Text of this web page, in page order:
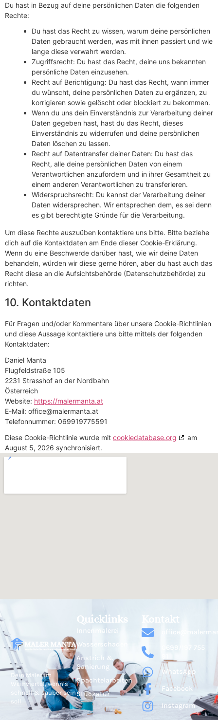
Du hast in Bezug auf deine persönlichen Daten die folgenden
Rechte:
Du hast das Recht zu wissen, warum deine persönlichen
Daten gebraucht werden, was mit ihnen passiert und wie
lange diese verwahrt werden.
Zugriffsrecht: Du hast das Recht, deine uns bekannten
persönliche Daten einzusehen.
Recht auf Berichtigung: Du hast das Recht, wann immer
du wünscht, deine persönlichen Daten zu ergänzen, zu
korrigieren sowie gelöscht oder blockiert zu bekommen.
Wenn du uns dein Einverständnis zur Verarbeitung deiner
Daten gegeben hast, hast du das Recht, dieses
Einverständnis zu widerrufen und deine persönlichen
Daten löschen zu lassen.
Recht auf Datentransfer deiner Daten: Du hast das
Recht, alle deine persönlichen Daten von einem
Verantwortlichen anzufordern und in ihrer Gesamtheit zu
einem anderen Verantwortlichen zu transferieren.
Widerspruchsrecht: Du kannst der Verarbeitung deiner
Daten widersprechen. Wir entsprechen dem, es sei denn
es gibt berechtigte Gründe für die Verarbeitung.
Um diese Rechte auszuüben kontaktiere uns bitte. Bitte beziehe
dich auf die Kontaktdaten am Ende dieser Cookie-Erklärung.
Wenn du eine Beschwerde darüber hast, wie wir deine Daten
behandeln, würden wir diese gerne hören, aber du hast auch das
Recht diese an die Aufsichtsbehörde (Datenschutzbehörde) zu
richten.
10. Kontaktdaten
Für Fragen und/oder Kommentare über unsere Cookie-Richtlinien
und diese Aussage kontaktiere uns bitte mittels der folgenden
Kontaktdaten:
Daniel Manta
Flugfeldstraße 105
2231 Strasshof an der Nordbahn
Österreich
Website: https://malermanta.at
E-Mail: office@malermanta.at
Telefonnummer: 069919775591
Diese Cookie-Richtlinie wurde mit cookiedatabase.org
am
August 5, 2026 synchronisiert.
Dein Maler im
Weinviertel, wenn’s
schnell & sauber sein
soll
Quicklinks
Innenmalerei
Wasserschaden
Anstrich &
Sanierung
Spachtelarbeiten
Stuckatur
Kontakt
0699/197 755
WhatsApp
Facebook
Instagram